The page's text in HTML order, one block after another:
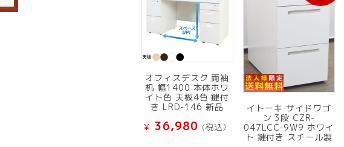
オフィスデスク 両袖
机 幅1400 本体ホワ
イト色 天板4色 鍵付
き LRD-146 新品
¥ 36,980 (税込）
中
品
イトーキ サイドワゴ
ン 3段 CZR-
047LCC-9W9 ホワイ
ト 鍵付き スチール製